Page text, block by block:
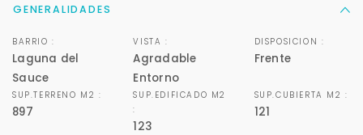
GENERALIDADES
BARRIO :
Laguna del
Sauce
VISTA :
Agradable
Entorno
DISPOSICION :
Frente
SUP.TERRENO M2 :
897
SUP.EDIFICADO M2
:
123
SUP.CUBIERTA M2 :
121